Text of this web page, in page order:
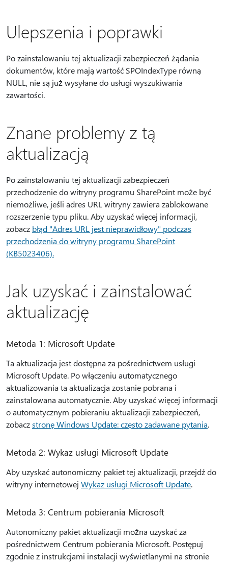
Ulepszenia i poprawki
Po zainstalowaniu tej aktualizacji zabezpieczeń żądania
dokumentów, które mają wartość SPOIndexType równą
NULL, nie są już wysyłane do usługi wyszukiwania
zawartości.
Znane problemy z tą
aktualizacją
Po zainstalowaniu tej aktualizacji zabezpieczeń
przechodzenie do witryny programu SharePoint może być
niemożliwe, jeśli adres URL witryny zawiera zablokowane
rozszerzenie typu pliku. Aby uzyskać więcej informacji,
zobacz błąd "Adres URL jest nieprawidłowy" podczas
przechodzenia do witryny programu SharePoint
(KB5023406).
Jak uzyskać i zainstalować
aktualizację
Metoda 1: Microsoft Update
Ta aktualizacja jest dostępna za pośrednictwem usługi
Microsoft Update. Po włączeniu automatycznego
aktualizowania ta aktualizacja zostanie pobrana i
zainstalowana automatycznie. Aby uzyskać więcej informacji
o automatycznym pobieraniu aktualizacji zabezpieczeń,
zobaczstronę Windows Update: często zadawane pytania.
Metoda 2: Wykaz usługi Microsoft Update
Aby uzyskać autonomiczny pakiet tej aktualizacji, przejdź do
witryny internetowej Wykaz usługi Microsoft Update.
Metoda 3: Centrum pobierania Microsoft
Autonomiczny pakiet aktualizacji można uzyskać za
pośrednictwem Centrum pobierania Microsoft. Postępuj
zgodnie z instrukcjami instalacji wyświetlanymi na stronie